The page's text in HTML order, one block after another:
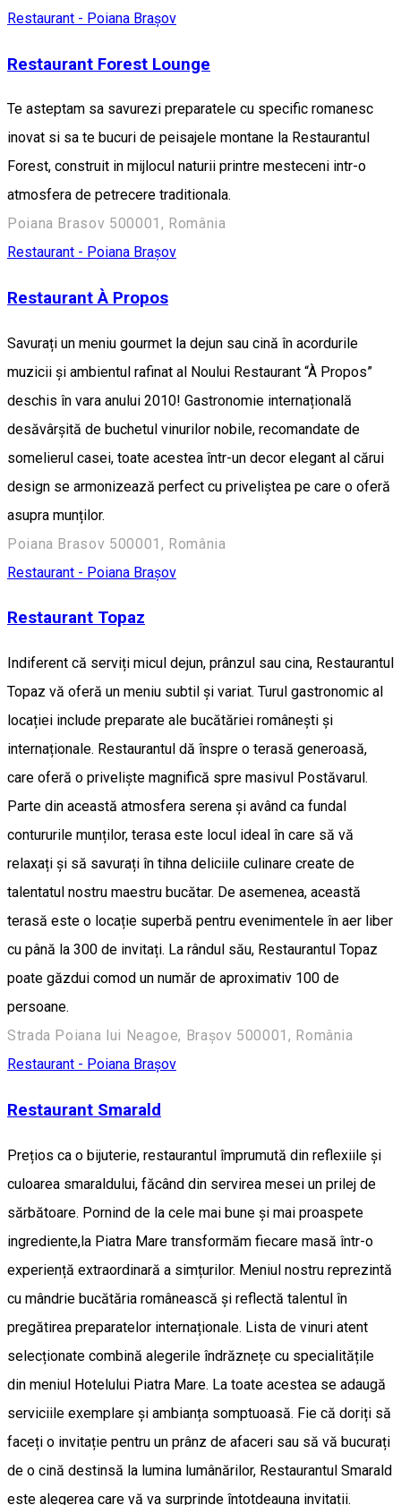
Restaurant - Poiana Brașov
Restaurant Forest Lounge
Te asteptam sa savurezi preparatele cu specific romanesc
inovat si sa te bucuri de peisajele montane la Restaurantul
Forest, construit in mijlocul naturii printre mesteceni intr-o
atmosfera de petrecere traditionala.
Poiana Brasov 500001, România
Restaurant - Poiana Brașov
Restaurant À Propos
Savurați un meniu gourmet la dejun sau cină în acordurile
muzicii și ambientul rafinat al Noului Restaurant “À Propos”
deschis în vara anului 2010! Gastronomie internațională
desăvârșită de buchetul vinurilor nobile, recomandate de
somelierul casei, toate acestea într-un decor elegant al cărui
design se armonizează perfect cu priveliștea pe care o oferă
asupra munților.
Poiana Brasov 500001, România
Restaurant - Poiana Brașov
Restaurant Topaz
Indiferent că serviți micul dejun, prânzul sau cina, Restaurantul
Topaz vă oferă un meniu subtil și variat. Turul gastronomic al
locației include preparate ale bucătăriei românești și
internaționale. Restaurantul dă înspre o terasă generoasă,
care oferă o priveliște magnifică spre masivul Postăvarul.
Parte din această atmosfera serena și având ca fundal
contururile munților, terasa este locul ideal în care să vă
relaxați și să savurați în tihna deliciile culinare create de
talentatul nostru maestru bucătar. De asemenea, această
terasă este o locație superbă pentru evenimentele în aer liber
cu până la 300 de invitați. La rândul său, Restaurantul Topaz
poate găzdui comod un număr de aproximativ 100 de
persoane.
Strada Poiana lui Neagoe, Brașov 500001, România
Restaurant - Poiana Brașov
Restaurant Smarald
Prețios ca o bijuterie, restaurantul împrumută din reflexiile și
culoarea smaraldului, făcând din servirea mesei un prilej de
sărbătoare. Pornind de la cele mai bune și mai proaspete
ingrediente,la Piatra Mare transformăm fiecare masă într-o
experiență extraordinară a simțurilor. Meniul nostru reprezintă
cu mândrie bucătăria românească și reflectă talentul în
pregătirea preparatelor internaționale. Lista de vinuri atent
selecționate combină alegerile îndrăznețe cu specialitățile
din meniul Hotelului Piatra Mare. La toate acestea se adaugă
serviciile exemplare și ambianța somptuoasă. Fie că doriți să
faceți o invitație pentru un prânz de afaceri sau să vă bucurați
de o cină destinsă la lumina lumânărilor, Restaurantul Smarald
este alegerea care vă va surprinde întotdeauna invitații.